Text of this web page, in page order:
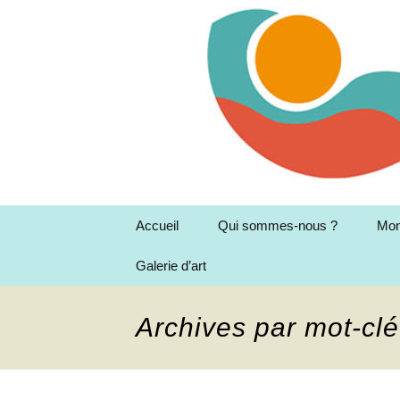
Accueil Qui sommes-nous ?
la
Galerie d’art
Archives par mot-